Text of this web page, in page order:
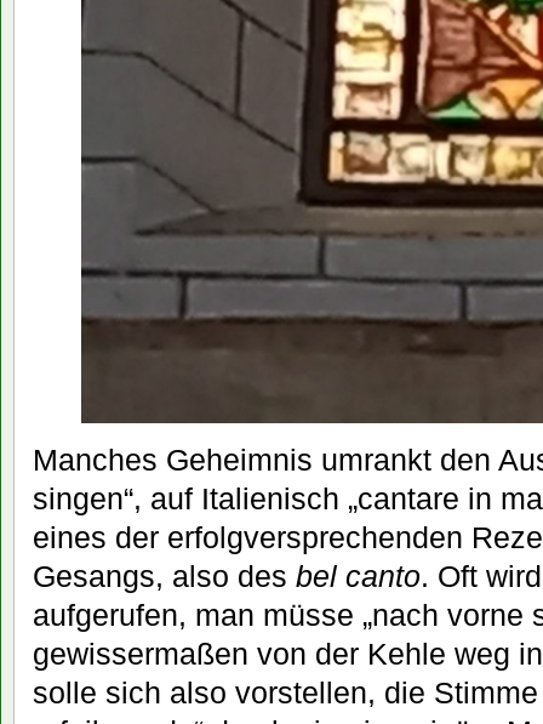
Manches Geheimnis umrankt den
singen“, auf Italienisch „cantare in
eines der erfolgversprechenden
Gesangs, also des bel canto. Oft
aufgerufen, man müsse „nach vorne
gewissermaßen von der Kehle weg
solle sich also vorstellen, die Stimme